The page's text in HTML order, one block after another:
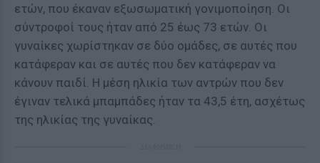
ετών, που έκαναν εξωσωματική γονιμοποίηση. Οι
σύντροφοί τους ήταν από 25 έως 73 ετών. Οι
γυναίκες χωρίστηκαν σε δύο ομάδες, σε αυτές που
κατάφεραν και σε αυτές που δεν κατάφεραν να
κάνουν παιδί. Η μέση ηλικία των αντρών που δεν
έγιναν τελικά μπαμπάδες ήταν τα 43,5 έτη, ασχέτως
της ηλικίας της γυναίκας.